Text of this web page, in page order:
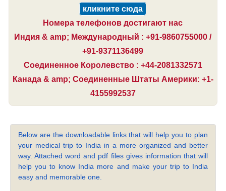
кликните сюда
Номера телефонов достигают нас
Индия & amp; Международный : +91-9860755000 /
+91-9371136499
Соединенное Королевство : +44-2081332571
Канада & amp; Соединенные Штаты Америки: +1-
4155992537
Below are the downloadable links that will help you to plan
your medical trip to India in a more organized and better
way. Attached word and pdf files gives information that will
help you to know India more and make your trip to India
easy and memorable one.